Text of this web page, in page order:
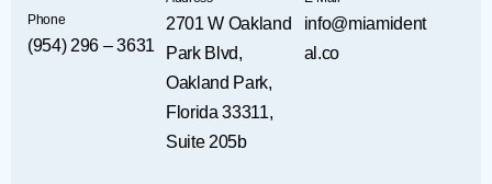
Phone
(954) 296 – 3631
2701 W Oakland
Park Blvd,
Oakland Park,
Florida 33311,
Suite 205b
info@miamident
al.co